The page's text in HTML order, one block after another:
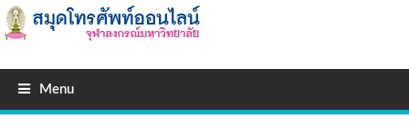
Menu